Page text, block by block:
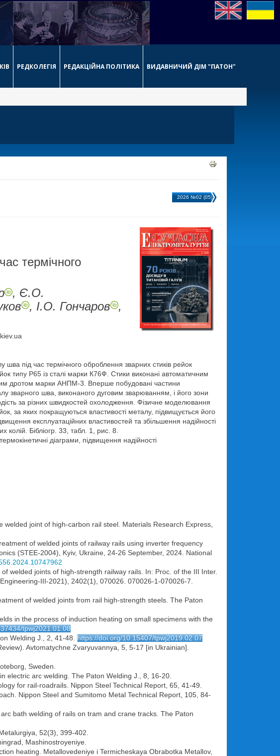
РЕДКОЛЕГІЯ РЕДАКЦІЙНА ПОЛІТИКА ВИДАВНИЧИЙ ДІМ "ПАТОН"
2026 №02 (05)
термічного
, Є.О.
, І.О. Гончаров
,
під час термічного оброблення зварних стиків рейок
типу Р65 із сталі марки К76Ф. Стики виконані автоматичним
дротом марки АНПМ-3. Вперше побудовані частини
зварного шва, виконаного дуговим зварюванням, і його зони
за різних швидкостей охолодження. Фізичне моделювання
за яких покращуються властивості металу, підвищується його
експлуатаційних властивостей та збільшення надійності
колій. Бібліогр. 33, табл. 1, рис. 8.
діаграми, підвищення надійності
joint of high-carbon rail steel. Materials Research Express,
of welded joints of railway rails using inverter frequency
(STEE-2004), Kyiv, Ukraine, 24-26 September, 2024. National
welded joints of high-strength railway rails. In: Proc. of the III Inter.
III-2021), 2402(1), 070026. 070026-1-070026-7.
of welded joints from rail high-strength steels. The Paton
in the process of induction heating on small specimens with the
tpwj2021.01.08
Welding J., 2, 41-48. https://doi.org/10.15407/tpwj2019.02.07
Avtomatychne Zvaryuvannya, 5, 5-17 [in Ukrainian].
Sweden.
electric arc welding. The Paton Welding J., 8, 16-20.
for rail-roadrails. Nippon Steel Technical Report, 65, 41-49.
Nippon Steel and Sumitomo Metal Technical Report, 105, 84-
bath welding of rails on tram and crane tracks. The Paton
52(3), 399-402.
Mashinostroyeniye.
heating. Metallovedeniye i Termicheskaya Obrabotka Metallov,